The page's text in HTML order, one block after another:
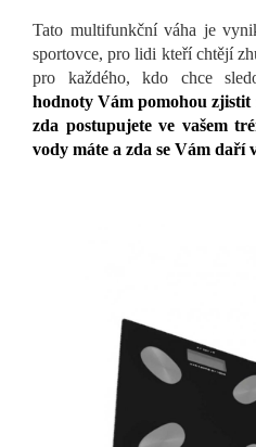
Tato multifunkční váha je
sportovce, pro lidi kteří chtějí
pro každého, kdo chce
hodnoty Vám pomohou zjistit
zda postupujete ve vašem
vody máte a zda se Vám daří